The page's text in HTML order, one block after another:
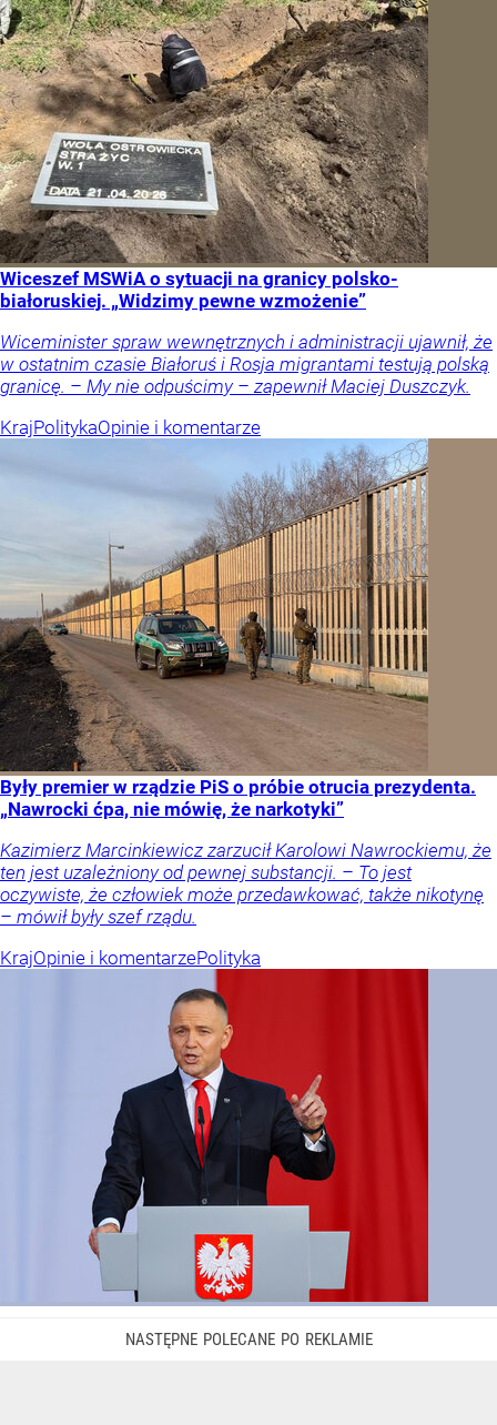
Wiceszef MSWiA o sytuacji na granicy polsko-
białoruskiej. „Widzimy pewne wzmożenie”
Wiceminister spraw wewnętrznych i administracji ujawnił, że
w ostatnim czasie Białoruś i Rosja migrantami testują polską
granicę. – My nie odpuścimy – zapewnił Maciej Duszczyk.
KrajPolitykaOpinie i komentarze
Były premier w rządzie PiS o próbie otrucia prezydenta.
„Nawrocki ćpa, nie mówię, że narkotyki”
Kazimierz Marcinkiewicz zarzucił Karolowi Nawrockiemu, że
ten jest uzależniony od pewnej substancji. – To jest
oczywiste, że człowiek może przedawkować, także nikotynę
– mówił były szef rządu.
KrajOpinie i komentarzePolityka